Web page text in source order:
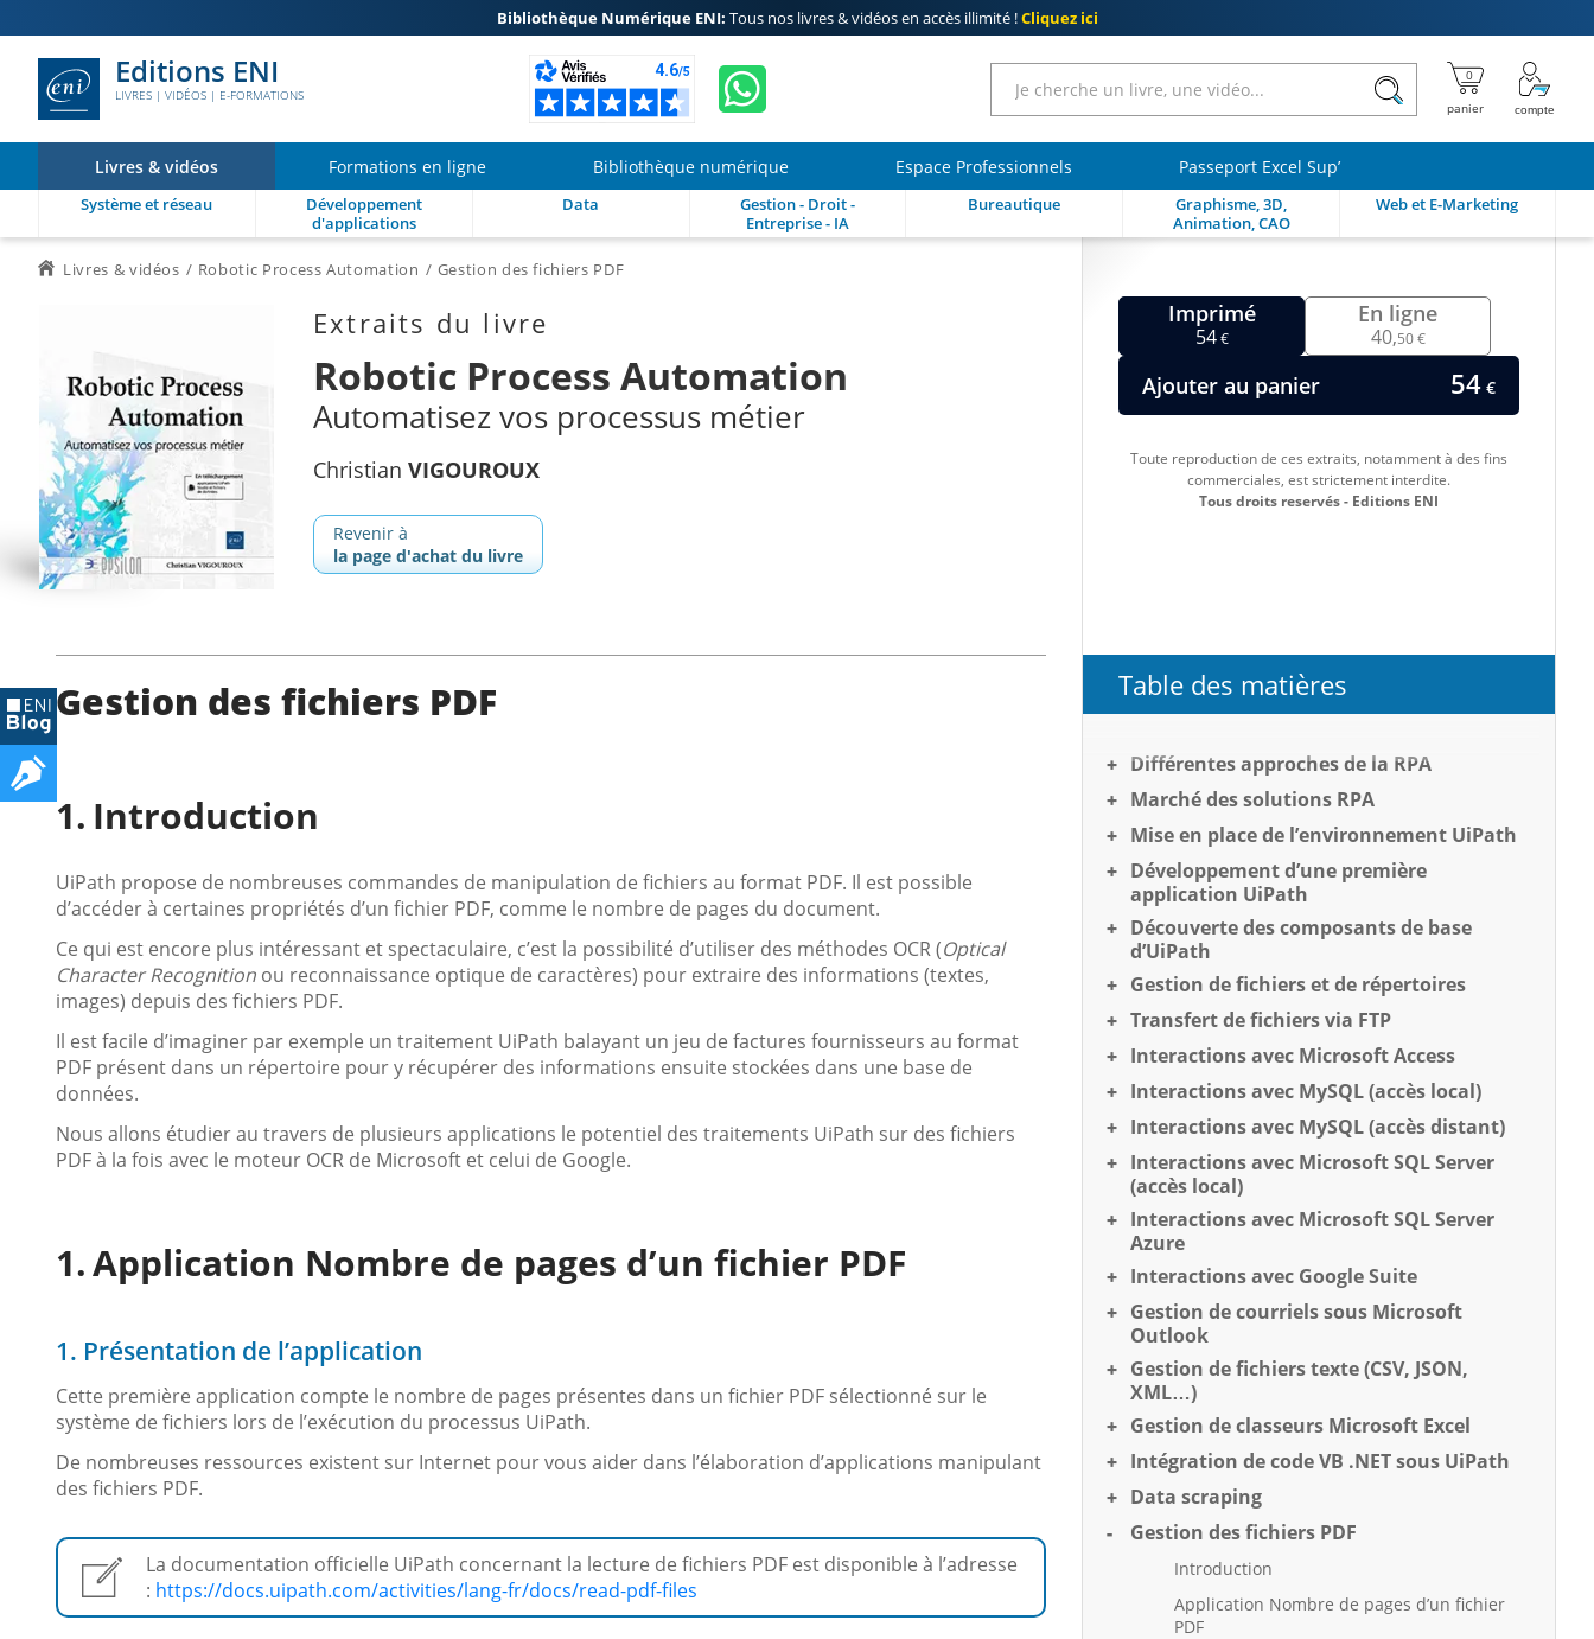
Bibliothèque Numérique ENI: Tous nos livres & vidéos en accès illimité !Cliquez ici
Editions ENI
LIVRES | VIDÉOS | E-FORMATIONS
Livres & vidéos Formations en ligne Bibliothèque numérique Espace Professionnels Passeport Excel Sup’
Système et réseau
Développement
d'applications
Data
Gestion - Droit -
Entreprise - IA
Bureautique
Graphisme, 3D,
Animation, CAO
Web et E-Marketing
Livres & vidéos Robotic Process Automation Gestion des fichiers PDF
Extraits du livre
Robotic Process Automation
Automatisez vos processus métier
Christian VIGOUROUX
Revenir à
la page d'achat du livre
Imprimé
54€
En ligne
40,50 €
Ajouter au panier 54 €
Toute reproduction de ces extraits, notamment à des fins
commerciales, est strictement interdite.
Tous droits reservés - Editions ENI
Gestion des fichiers PDF
Introduction
UiPath propose de nombreuses commandes de manipulation de fichiers au format PDF. Il est possible
d’accéder à certaines propriétés d’un fichier PDF, comme le nombre de pages du document.
Ce qui est encore plus intéressant et spectaculaire, c’est la possibilité d’utiliser des méthodes OCR (Optical
Character Recognition ou reconnaissance optique de caractères) pour extraire des informations (textes,
images) depuis des fichiers PDF.
Il est facile d’imaginer par exemple un traitement UiPath balayant un jeu de factures fournisseurs au format
PDF présent dans un répertoire pour y récupérer des informations ensuite stockées dans une base de
données.
Nous allons étudier au travers de plusieurs applications le potentiel des traitements UiPath sur des fichiers
PDF à la fois avec le moteur OCR de Microsoft et celui de Google.
Application Nombre de pages d’un fichier PDF
1. Présentation de l’application
Cette première application compte le nombre de pages présentes dans un fichier PDF sélectionné sur le
système de fichiers lors de l’exécution du processus UiPath.
De nombreuses ressources existent sur Internet pour vous aider dans l’élaboration d’applications manipulant
des fichiers PDF.
La documentation officielle UiPath concernant la lecture de fichiers PDF est disponible à l’adresse
: https://docs.uipath.com/activities/lang-fr/docs/read-pdf-files
Table des matières
Différentes approches de la RPA
Marché des solutions RPA
Mise en place de l’environnement UiPath
Développement d’une première
application UiPath
Découverte des composants de base
d’UiPath
Gestion de fichiers et de répertoires
Transfert de fichiers via FTP
Interactions avec Microsoft Access
Interactions avec MySQL (accès local)
Interactions avec MySQL (accès distant)
Interactions avec Microsoft SQL Server
(accès local)
Interactions avec Microsoft SQL Server
Azure
Interactions avec Google Suite
Gestion de courriels sous Microsoft
Outlook
Gestion de fichiers texte (CSV, JSON,
XML…)
Gestion de classeurs Microsoft Excel
Intégration de code VB .NET sous UiPath
Data scraping
Gestion des fichiers PDF
Introduction
Application Nombre de pages d’un fichier
PDF